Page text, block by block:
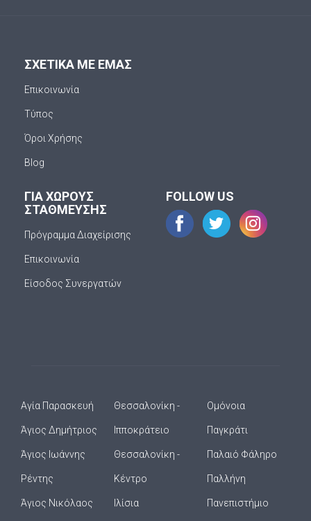
ΣΧΕΤΙΚΑ ΜΕ ΕΜΑΣ
Επικοινωνία
Τύπος
Όροι Χρήσης
Blog
ΓΙΑ ΧΩΡΟΥΣ
ΣΤΑΘΜΕΥΣΗΣ
Πρόγραμμα Διαχείρισης
Επικοινωνία
Είσοδος Συνεργατών
FOLLOW US
Αγία Παρασκευή
Άγιος Δημήτριος
Άγιος Ιωάννης
Ρέντης
Άγιος Νικόλαος
Θεσσαλονίκη -
Ιπποκράτειο
Θεσσαλονίκη -
Κέντρο
Ιλίσια
Ομόνοια
Παγκράτι
Παλαιό Φάληρο
Παλλήνη
Πανεπιστήμιο